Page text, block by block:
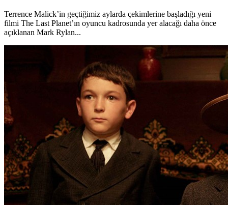
Terrence Malick’in geçtiğimiz aylarda çekimlerine başladığı yeni
filmi The Last Planet’ın oyuncu kadrosunda yer alacağı daha önce
açıklanan Mark Rylan...